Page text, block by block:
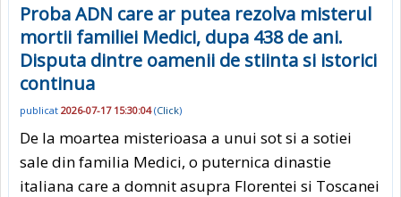
Proba ADN care ar putea rezolva misterul
mortii familiei Medici, dupa 438 de ani.
Disputa dintre oamenii de stiinta si istorici
continua
publicat 2026-07-17 15:30:04(Click)
De la moartea misterioasa a unui sot si a sotiei
sale din familia Medici, o puternica dinastie
italiana care a domnit asupra Florentei si Toscanei